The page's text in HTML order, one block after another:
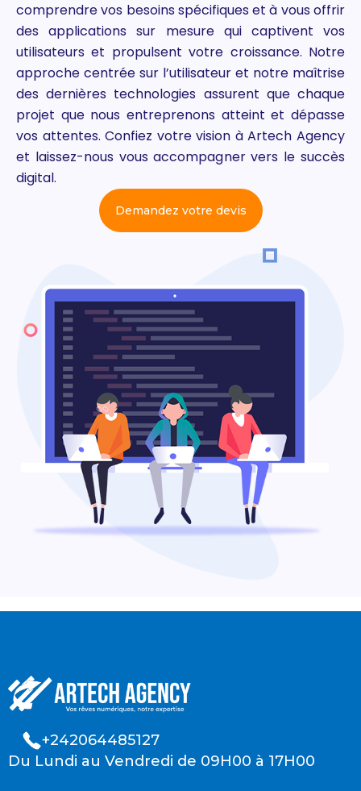
comprendre vos besoins spécifiques et à vous offrir
des applications sur mesure qui captivent vos
utilisateurs et propulsent votre croissance. Notre
approche centrée sur l’utilisateur et notre maîtrise
des dernières technologies assurent que chaque
projet que nous entreprenons atteint et dépasse
vos attentes. Confiez votre vision à Artech Agency
et laissez-nous vous accompagner vers le succès
digital.
Demandez votre devis
+242064485127
Du Lundi au Vendredi de 09H00 à 17H00